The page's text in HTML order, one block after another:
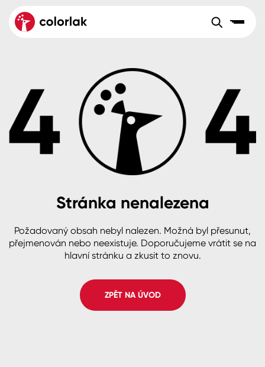
Velkoobchod Sortiment
Aktuality
Reference
O společnosti
B2B +420 800 145 555Po – Pá: 8:00–15:00
Česko
Slovensko Polsko Worldwide
Dřevo
Beton, asfalt, minerální podklady
Plast, sklo, keramika
Stěny
Fasády
Spreje
Colorlak Dekor
Colorlak Profi
Colorlak Pta
Stránka nenalezena
Požadovaný obsah nebyl nalezen. Možná byl přesunut,
přejmenován nebo neexistuje. Doporučujeme vrátit se na
hlavní stránku a zkusit to znovu.
ZPĚT NA ÚVOD